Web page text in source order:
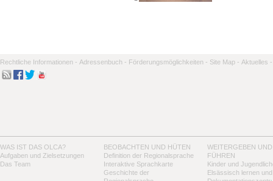
Rechtliche Informationen - Adressenbuch - Förderungsmöglichkeiten - Site Map - Aktuelles -
WAS IST DAS OLCA?
Aufgaben und Zielsetzungen
Das Team
BEOBACHTEN UND HÜTEN
Definition der Regionalsprache
Interaktive Sprachkarte
Geschichte der
WEITERGEBEN UND
FÜHREN
Kinder und
Elsässisch lernen